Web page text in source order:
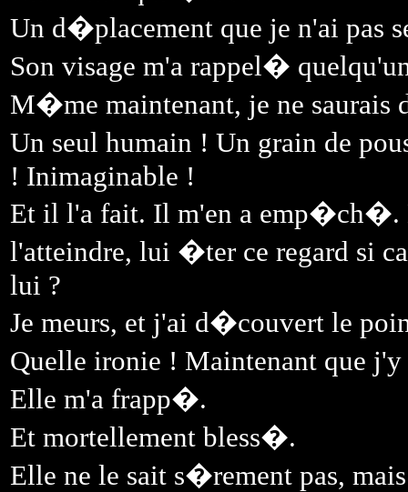
Un d�placement que je n'ai pas
Son visage m'a rappel�
M�me maintenant, je ne
Un seul humain ! Un grain de
! Inimaginable !
Et il l'a fait. Il m'en a emp�ch�.
l'atteindre, lui �ter ce regard si
lui ?
Je meurs, et j'ai d�couvert le
Quelle ironie ! Maintenant que
Elle m'a frapp�.
Et mortellement bless�.
Elle ne le sait s�rement pas,